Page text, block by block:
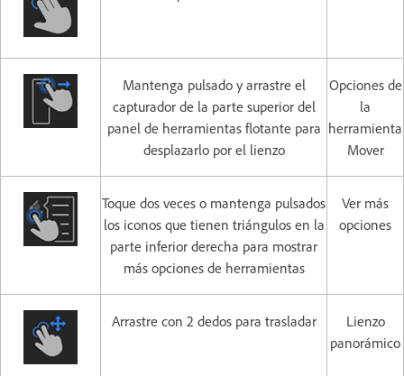
Mantenga pulsado y arrastre el
capturador de la parte superior del
panel de herramientas flotante para
desplazarlo por el lienzo
Opciones de
la
herramienta
Mover
Toque dos veces o mantenga pulsados
los iconos que tienen triángulos en la
parte inferior derecha para mostrar
más opciones de herramientas
Ver más
opciones
Arrastre con 2 dedos para trasladar
Lienzo
panorámico